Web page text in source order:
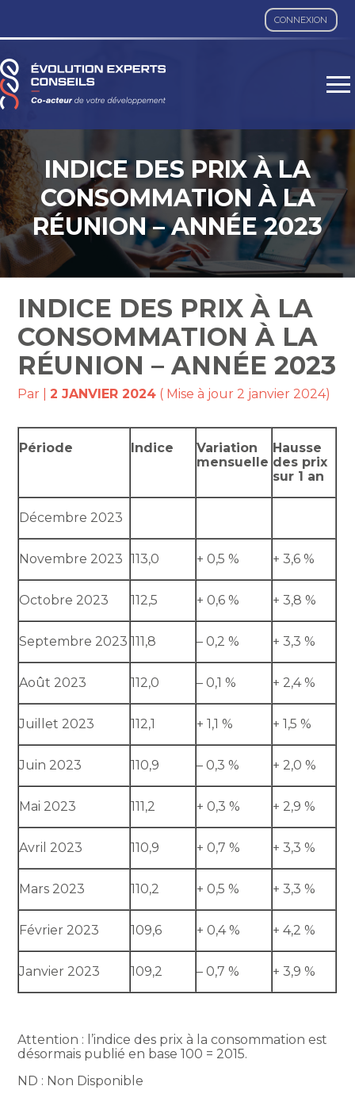
CONNEXION
Aller
au
INDICE DES PRIX À LA
CONSOMMATION À LA
RÉUNION – ANNÉE 2023
INDICE DES PRIX À LA
CONSOMMATION À LA
RÉUNION – ANNÉE 2023
Par |2 JANVIER 2024 ( Mise à jour 2 janvier 2024)
Période Indice
Variation
mensuelle
Hausse
des prix
sur 1 an
Décembre 2023
Novembre 2023 113,0 + 0,5 % + 3,6 %
Octobre 2023 112,5 + 0,6 % + 3,8 %
Septembre 2023 111,8 – 0,2 % + 3,3 %
Août 2023 112,0 – 0,1 % + 2,4 %
Juillet 2023 112,1 + 1,1 % + 1,5 %
Juin 2023 110,9 – 0,3 % + 2,0 %
Mai 2023 111,2 + 0,3 % + 2,9 %
Avril 2023 110,9 + 0,7 % + 3,3 %
Mars 2023 110,2 + 0,5 % + 3,3 %
Février 2023 109,6 + 0,4 % + 4,2 %
Janvier 2023 109,2 – 0,7 % + 3,9 %
Attention : l’indice des prix à la consommation est
désormais publié en base 100 = 2015.
ND : Non Disponible